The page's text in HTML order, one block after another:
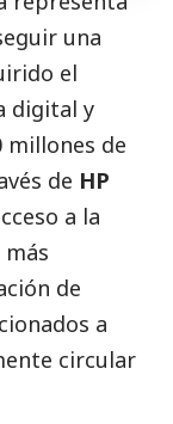
una
el
digital y
millones de
de HP
a la
de
a
circular